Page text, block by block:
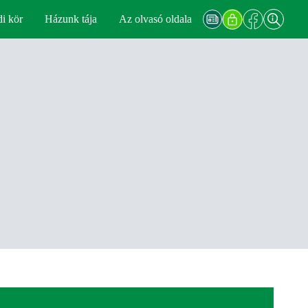
kör Házunk tája Az olvasó oldala